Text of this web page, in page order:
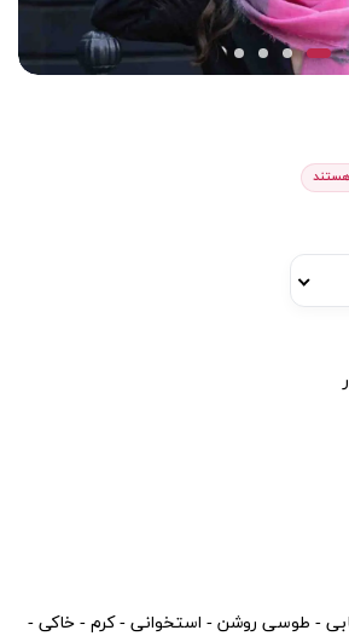
- طوسی روشن - استخوانی - کرم - خاکی -